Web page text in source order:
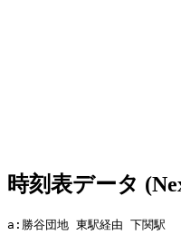
時刻表データ
a:勝谷団地 東駅経由 下関駅